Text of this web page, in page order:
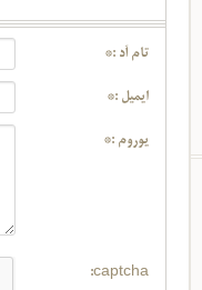
تام آد :*
ایمیل :*
یوروم :*
captcha: